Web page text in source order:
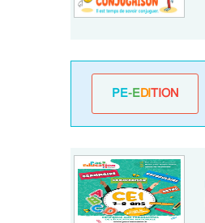
PE-EDITION